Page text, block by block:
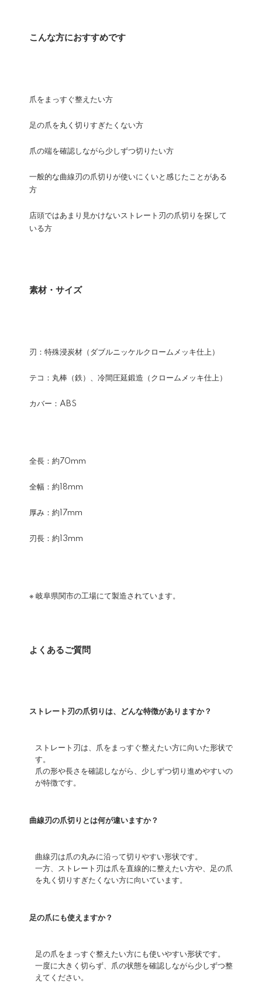
こんな方におすすめです
爪をまっすぐ整えたい方
足の爪を丸く切りすぎたくない方
爪の端を確認しながら少しずつ切りたい方
一般的な曲線刃の爪切りが使いにくいと感じたことがある
方
店頭ではあまり見かけないストレート刃の爪切りを探して
いる方
素材・サイズ
刃：特殊浸炭材（ダブルニッケルクロームメッキ仕上）
テコ：丸棒（鉄）、冷間圧延鍛造（クロームメッキ仕上）
カバー：ABS
全長：約70mm
全幅：約18mm
厚み：約17mm
刃長：約13mm
※ 岐阜県関市の工場にて製造されています。
よくあるご質問
ストレート刃の爪切りは、どんな特徴がありますか？
ストレート刃は、爪をまっすぐ整えたい方に向いた形状で
す。
爪の形や長さを確認しながら、少しずつ切り進めやすいの
が特徴です。
曲線刃の爪切りとは何が違いますか？
曲線刃は爪の丸みに沿って切りやすい形状です。
一方、ストレート刃は爪を直線的に整えたい方や、足の爪
を丸く切りすぎたくない方に向いています。
足の爪にも使えますか？
足の爪をまっすぐ整えたい方にも使いやすい形状です。
一度に大きく切らず、爪の状態を確認しながら少しずつ整
えてください。